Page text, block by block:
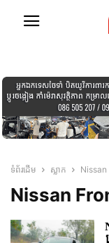
ទំព័រដើម ស្លាក
Nissan